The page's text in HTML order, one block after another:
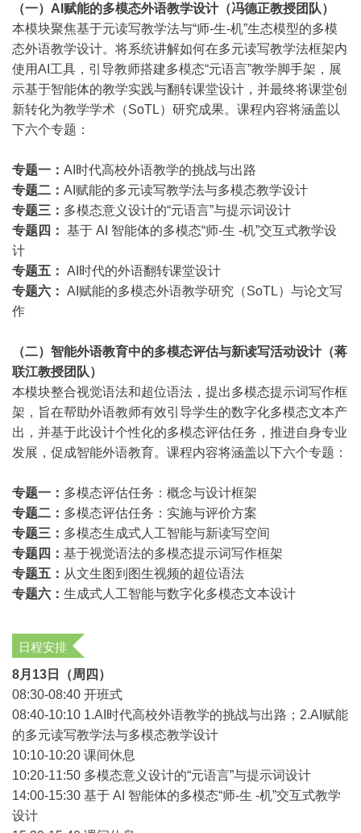
（一）AI赋能的多模态外语教学设计（冯德正教授团队）
本模块聚焦基于元读写教学法与“师-生-机”生态模型的多模
态外语教学设计。将系统讲解如何在多元读写教学法框架内
使用AI工具，引导教师搭建多模态“元语言”教学脚手架，展
示基于智能体的教学实践与翻转课堂设计，并最终将课堂创
新转化为教学学术（SoTL）研究成果。课程内容将涵盖以
下六个专题：
专题一： AI 时代高校外语教学的挑战与出路
专题二： AI 赋能的多元读写教学法与多模态教学设计
专题三： 多模态意义设计的“元语言”与提示词设计
专题四： 基于 AI 智能体的多模态“师-生 -机”交互式教学设
计
专题五： AI 时代的外语翻转课堂设计
专题六： AI 赋能的多模态外语教学研究（SoTL）与论文写
作
（二）智能外语教育中的多模态评估与新读写活动设计（蒋
联江教授团队）
本模块整合视觉语法和超位语法，提出多模态提示词写作框
架，旨在帮助外语教师有效引导学生的数字化多模态文本产
出，并基于此设计个性化的多模态评估任务，推进自身专业
发展，促成智能外语教育。课程内容将涵盖以下六个专题：
专题一： 多模态评估任务：概念与设计框架
专题二： 多模态评估任务：实施与评价方案
专题三： 多模态生成式人工智能与新读写空间
专题四： 基于视觉语法的多模态提示词写作框架
专题五： 从文生图到图生视频的超位语法
专题六： 生成式人工智能与数字化多模态文本设计
日程安排
8月13日（周四）
08:30-08:40 开班式
08:40-10:10 1.AI 时代高校外语教学的挑战与出路；2.AI赋能
的多元读写教学法与多模态教学设计
10:10-10:20 课间休息
10:20-11:50 多模态意义设计的“元语言”与提示词设计
14:00-15:30 基于 AI 智能体的多模态“师-生 -机”交互式教学
设计